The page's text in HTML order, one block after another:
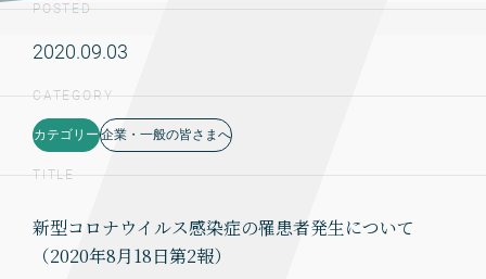
POSTED
2020.09.03
CATEGORY
カテゴリー 企業・一般の皆さまへ
TITLE
新型コロナウイルス感染症の罹患者発生について
（2020年8月18日第2報）